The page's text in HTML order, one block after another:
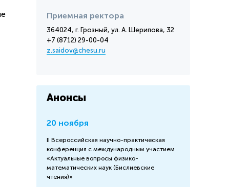
Приемная ректора
364024, г. Грозный, ул. А. Шерипова, 32
+7 (8712) 29-00-04
z.saidov@chesu.ru
Анонсы
20 ноября
II Всероссийская научно-практическая
конференция с международным участием
«Актуальные вопросы физико-
математических наук (Бислиевские
чтения)»